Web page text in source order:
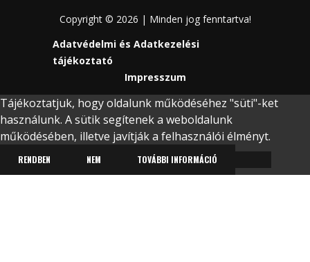
Copyright © 2026 | Minden jog fenntartva!
Adatvédelmi és Adatkezelési
tájékoztató
Impresszum
Tájékoztatjuk, hogy oldalunk működéséhez "süti"-ket
használunk. A sütik segítenek a weboldalunk
működésében, illetve javítják a felhasználói élményt.
RENDBEN NEM TOVÁBBI INFORMÁCIÓ